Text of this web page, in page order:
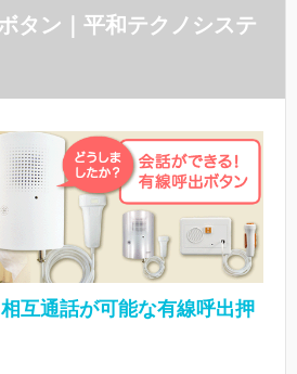
タン｜平和テクノシステ
互通話が可能な有線呼出押